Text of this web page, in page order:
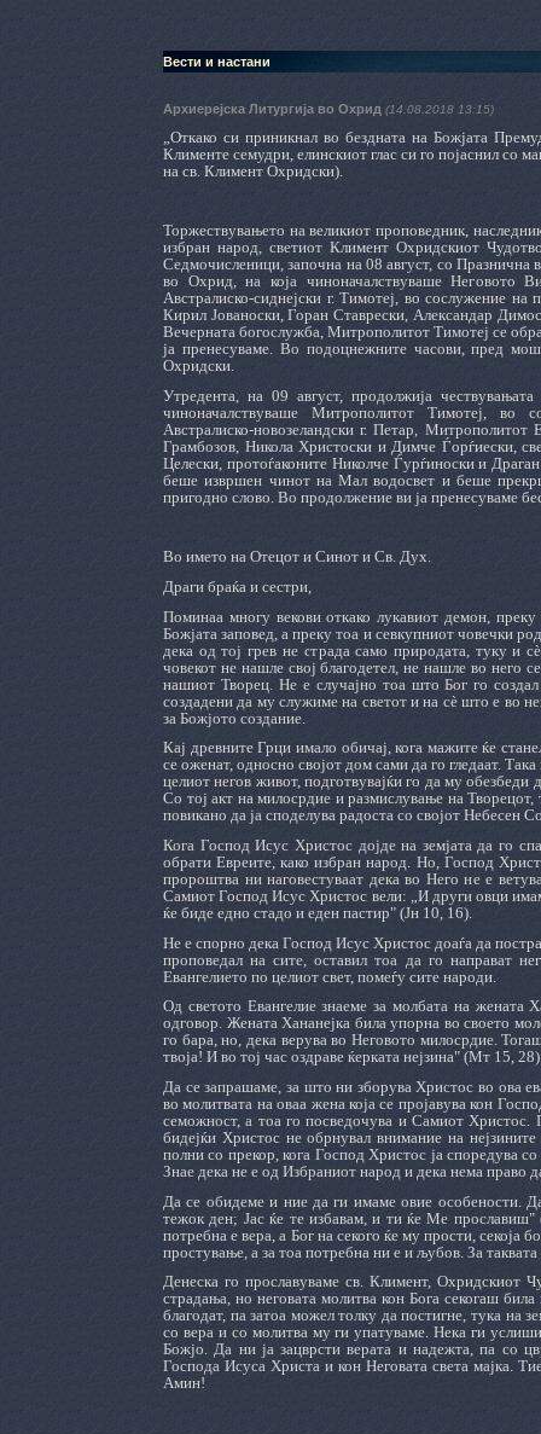
Вести и настани
Архиерејска Литургија во Охрид (14.08.2018 13:15)
„Откако си приникнал во бездната на Божјата
Клименте семудри, елинскиот глас си го појаснил со
на св. Климент Охридски).
Торжествувањето на великиот проповедник,
избран народ, светиот Климент Охридскиот
Седмочисленици, започна на 08 август, со
во Охрид, на која чиноначалствуваше Неговото
Австралиско-сиднејски г. Тимотеј, во сослужение
Кирил Јованоски, Горан Ставрески, Александар
Вечерната богослужба, Митрополитот Тимотеј се
ја пренесуваме. Во подоцнежните часови, пред
Охридски.
Утредента, на 09 август, продолжија
чиноначалствуваше Митрополитот Тимотеј, во
Австралиско-новозеландски г. Петар,
Грамбозов, Никола Христоски и Димче Ѓорѓиески,
Целески, протоѓаконите Николче Ѓурѓиноски и
беше извршен чинот на Мал водосвет и беше
пригодно слово. Во продолжение ви ја пренесуваме
Во името на Отецот и Синот и Св. Дух.
Драги браќа и сестри,
Поминаа многу векови откако лукавиот демон,
Божјата заповед, а преку тоа и севкупниот човечки
дека од тој грев не страда само природата, туку и
човекот не нашле свој благодетел, не нашле во него
нашиот Творец. Не е случајно тоа што Бог го
создадени да му служиме на светот и на сè што е во
за Божјото создание.
Кај древните Грци имало обичај, кога мажите ќе
се оженат, односно својот дом сами да го гледаат.
целиот негов живот, подготвувајќи го да му
Со тој акт на милосрдие и размислување на Творецот,
повикано да ја споделува радоста со својот Небесен
Кога Господ Исус Христос дојде на земјата да го
обрати Евреите, како избран народ. Но, Господ
пророштва ни наговестуваат дека во Него не е
Самиот Господ Исус Христос вели: „И други овци
ќе биде едно стадо и еден пастир" (Јн 10, 16).
Не е спорно дека Господ Исус Христос доаѓа да
проповедал на сите, оставил тоа да го направат
Евангелието по целиот свет, помеѓу сите народи.
Од светото Евангелие знаеме за молбата на жената
одговор. Жената Хананејка била упорна во своето
го бара, но, дека верува во Неговото милосрдие.
твоја! И во тој час оздраве ќерката нејзина" (Мт 15,
Да се запрашаме, за што ни зборува Христос во ова
во молитвата на оваа жена која се пројавува кон
семожност, а тоа го посведочува и Самиот Христос.
бидејќи Христос не обрнувал внимание на
полни со прекор, кога Господ Христос ја споредува
Знае дека не е од Избраниот народ и дека нема право
Да се обидеме и ние да ги имаме овие особености.
тежок ден; Јас ќе те избавам, и ти ќе Ме
потребна е вера, а Бог на секого ќе му прости, секоја
простување, а за тоа потребна ни е и љубов. За
Денеска го прославуваме св. Климент, Охридскиот
страдања, но неговата молитва кон Бога секогаш
благодат, па затоа можел толку да постигне, тука на
со вера и со молитва му ги упатуваме. Нека ги
Божјо. Да ни ја зацврсти верата и надежта, па со
Господа Исуса Христа и кон Неговата света мајка.
Амин!